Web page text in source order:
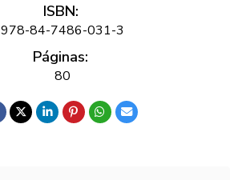
ISBN:
978-84-7486-031-3
Páginas:
80